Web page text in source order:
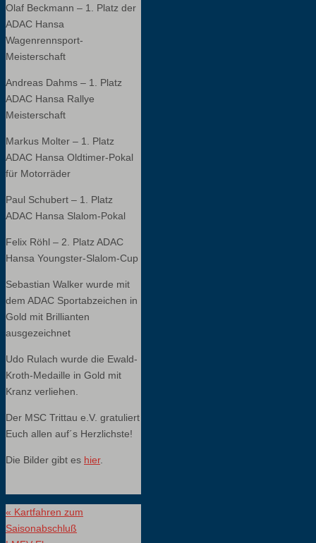
Olaf Beckmann – 1. Platz der
ADAC Hansa
Wagenrennsport-
Meisterschaft
Andreas Dahms – 1. Platz
ADAC Hansa Rallye
Meisterschaft
Markus Molter – 1. Platz
ADAC Hansa Oldtimer-Pokal
für Motorräder
Paul Schubert – 1. Platz
ADAC Hansa Slalom-Pokal
Felix Röhl – 2. Platz ADAC
Hansa Youngster-Slalom-Cup
Sebastian Walker wurde mit
dem ADAC Sportabzeichen in
Gold mit Brillianten
ausgezeichnet
Udo Rulach wurde die Ewald-
Kroth-Medaille in Gold mit
Kranz verliehen.
Der MSC Trittau e.V. gratuliert
Euch allen auf´s Herzlichste!
Die Bilder gibt es hier.
« Kartfahren zum
Saisonabschluß